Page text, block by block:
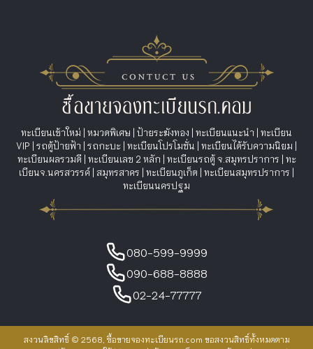
ทะเบียนเข้าใหม่ | หมวดพิเศษ | ป้ายระฆังทอง | ทะเบียนแนะนำ | ทะเบียน
VIP | รถตู้ป้ายฟ้า | รถกะบะ | ทะเบียนโปรโมชั่น | ทะเบียนได้รับความนิยม |
ทะเบียนผลรวมดี | ทะเบียนเลข 2 หลัก | ทะเบียนรถตู้ จ.สมุทรปราการ | ทะ
เบียนจ.นครสวรรค์ | สมุทรสาคร | ทะเบียนภูเก็ต | ทะเบียนสมุทรปราการ |
ทะเบียนนครปฐม
080-599-9999
090-688-8888
02-24-77777
สงวนลิขสิทธิ์ © 2568, ซื้อขายจองทะเบียนรถ.com ขอสงวนสิทธิ์ทั้งหมดตาม